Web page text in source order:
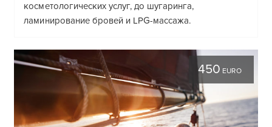
косметологических услуг, до шугаринга,
ламинирование бровей и LPG-массажа.
450 EURO